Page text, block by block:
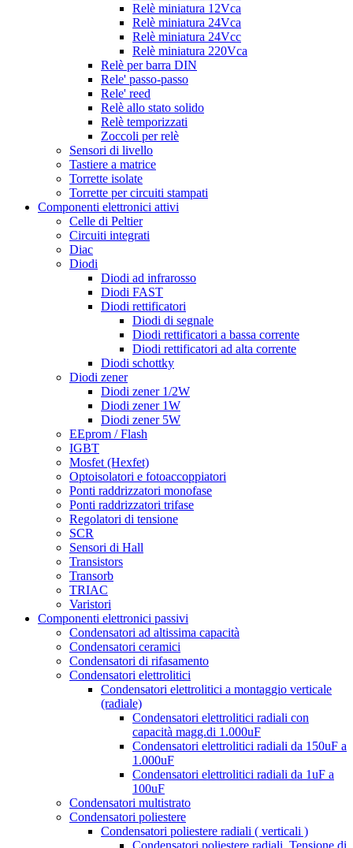
Relè miniatura 12Vca
Relè miniatura 24Vca
Relè miniatura 24Vcc
Relè miniatura 220Vca
Relè per barra DIN
Rele' passo-passo
Rele' reed
Relè allo stato solido
Relè temporizzati
Zoccoli per relè
Sensori di livello
Tastiere a matrice
Torrette isolate
Torrette per circuiti stampati
Componenti elettronici attivi
Celle di Peltier
Circuiti integrati
Diac
Diodi
Diodi ad infrarosso
Diodi FAST
Diodi rettificatori
Diodi di segnale
Diodi rettificatori a bassa corrente
Diodi rettificatori ad alta corrente
Diodi schottky
Diodi zener
Diodi zener 1/2W
Diodi zener 1W
Diodi zener 5W
EEprom / Flash
IGBT
Mosfet (Hexfet)
Optoisolatori e fotoaccoppiatori
Ponti raddrizzatori monofase
Ponti raddrizzatori trifase
Regolatori di tensione
SCR
Sensori di Hall
Transistors
Transorb
TRIAC
Varistori
Componenti elettronici passivi
Condensatori ad altissima capacità
Condensatori ceramici
Condensatori di rifasamento
Condensatori elettrolitici
Condensatori elettrolitici a montaggio verticale
(radiale)
Condensatori elettrolitici radiali con
capacità magg.di 1.000uF
Condensatori elettrolitici radiali da 150uF a
1.000uF
Condensatori elettrolitici radiali da 1uF a
100uF
Condensatori multistrato
Condensatori poliestere
Condensatori poliestere radiali ( verticali )